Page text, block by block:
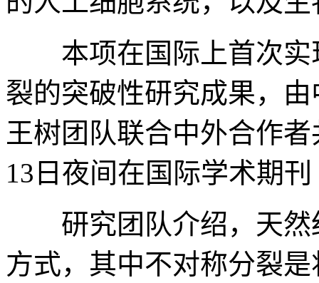
本项在国际上首次实
裂的突破性研究成果，
王树团队联合中外合作
13日夜间在国际学术期
研究团队介绍，天然
方式，其中不对称分裂